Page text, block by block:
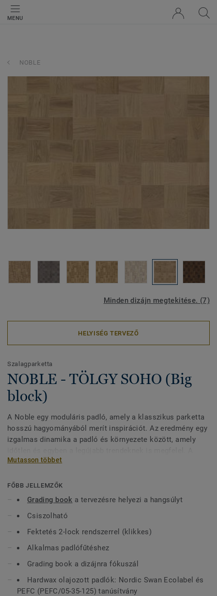
MENU
NOBLE
Minden dizájn megtekitése. (7)
HELYISÉG TERVEZŐ
Szalagparketta
NOBLE - TÖLGY SOHO (Big
block)
A Noble egy moduláris padló, amely a klasszikus parketta
hosszú hagyományából merít inspirációt. Az eredmény egy
izgalmas dinamika a padló és környezete között, amely
Noble kollekció klasszikus kosárfonatot, valamint kis- és
lakkal kezeltek. A padlók többsége kefélt felületű, hogy
tovább kiemelje a minta látványát. A Grace kollekciónkban
szintén fellelhető kosárfonás mintázat.
Mutasson többet
FŐBB JELLEMZŐK
Grading book a tervezésre helyezi a hangsúlyt
Csiszolható
Fektetés 2-lock rendszerrel (klikkes)
Alkalmas padlófűtéshez
Grading book a dizájnra fókuszál
Hardwax olajozott padlók: Nordic Swan Ecolabel és
PEFC (PEFC/05-35-125) tanúsítvány